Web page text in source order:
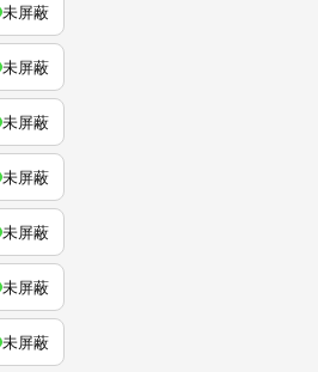
未屏蔽
未屏蔽
未屏蔽
未屏蔽
未屏蔽
未屏蔽
未屏蔽